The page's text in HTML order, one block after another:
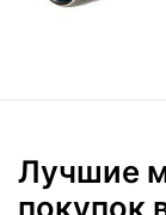
Лучшие
покупок